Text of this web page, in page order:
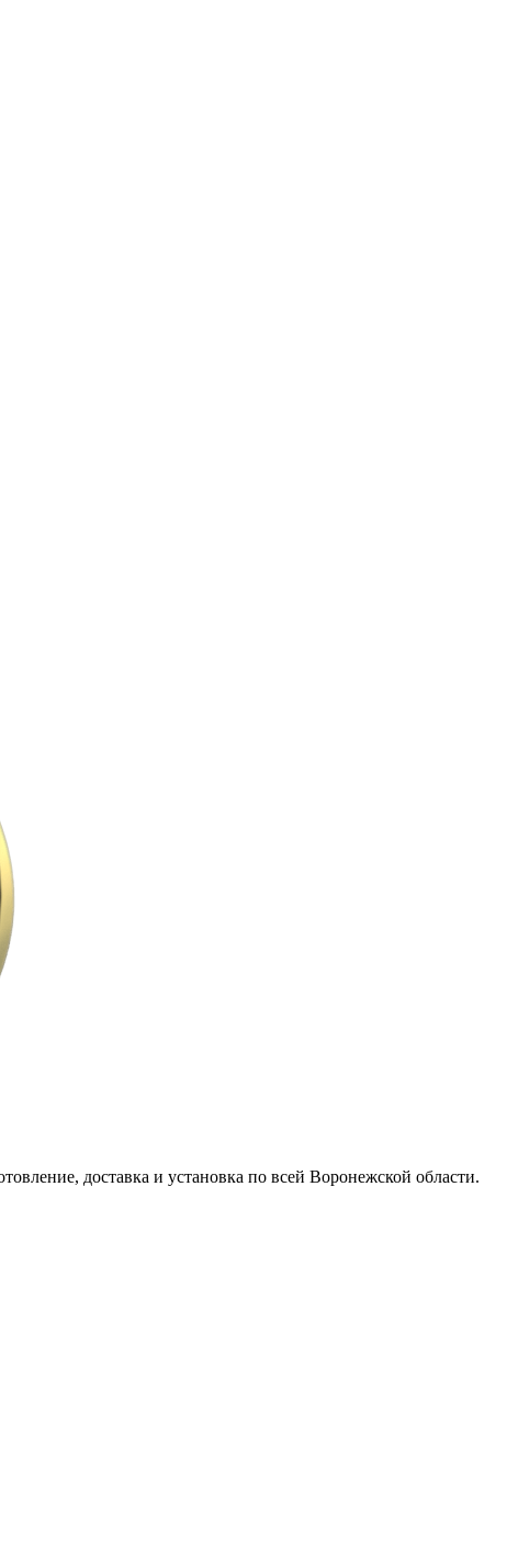
доставка и установка по всей Воронежской области.